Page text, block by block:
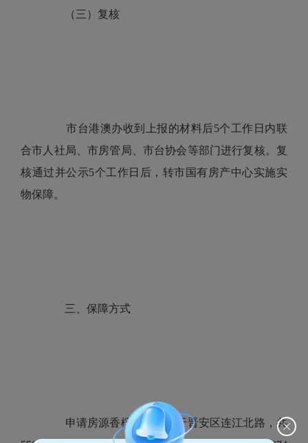
（三）复核
市台港澳办收到上报的材料后5个工作日内联
合市人社局、市房管局、市台协会等部门进行复核。复
核通过并公示5个工作日后，转市国有房产中心实施实
物保障。
三、保障方式
申请房源香槟花园，位于晋安区连江北路，共